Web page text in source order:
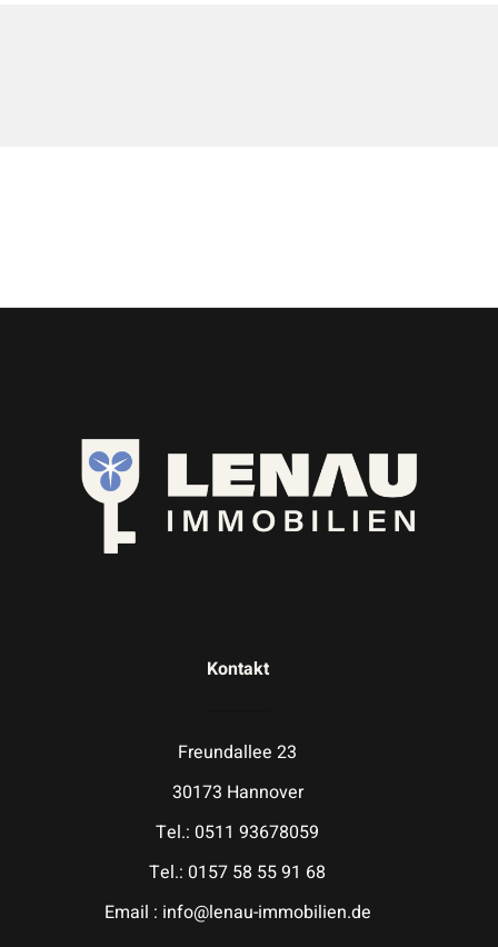
Kontakt
Freundallee 23
30173 Hannover
Tel.: 0511 93678059
Tel.: 0157 58 55 91 68
Email : info@lenau-immobilien.de